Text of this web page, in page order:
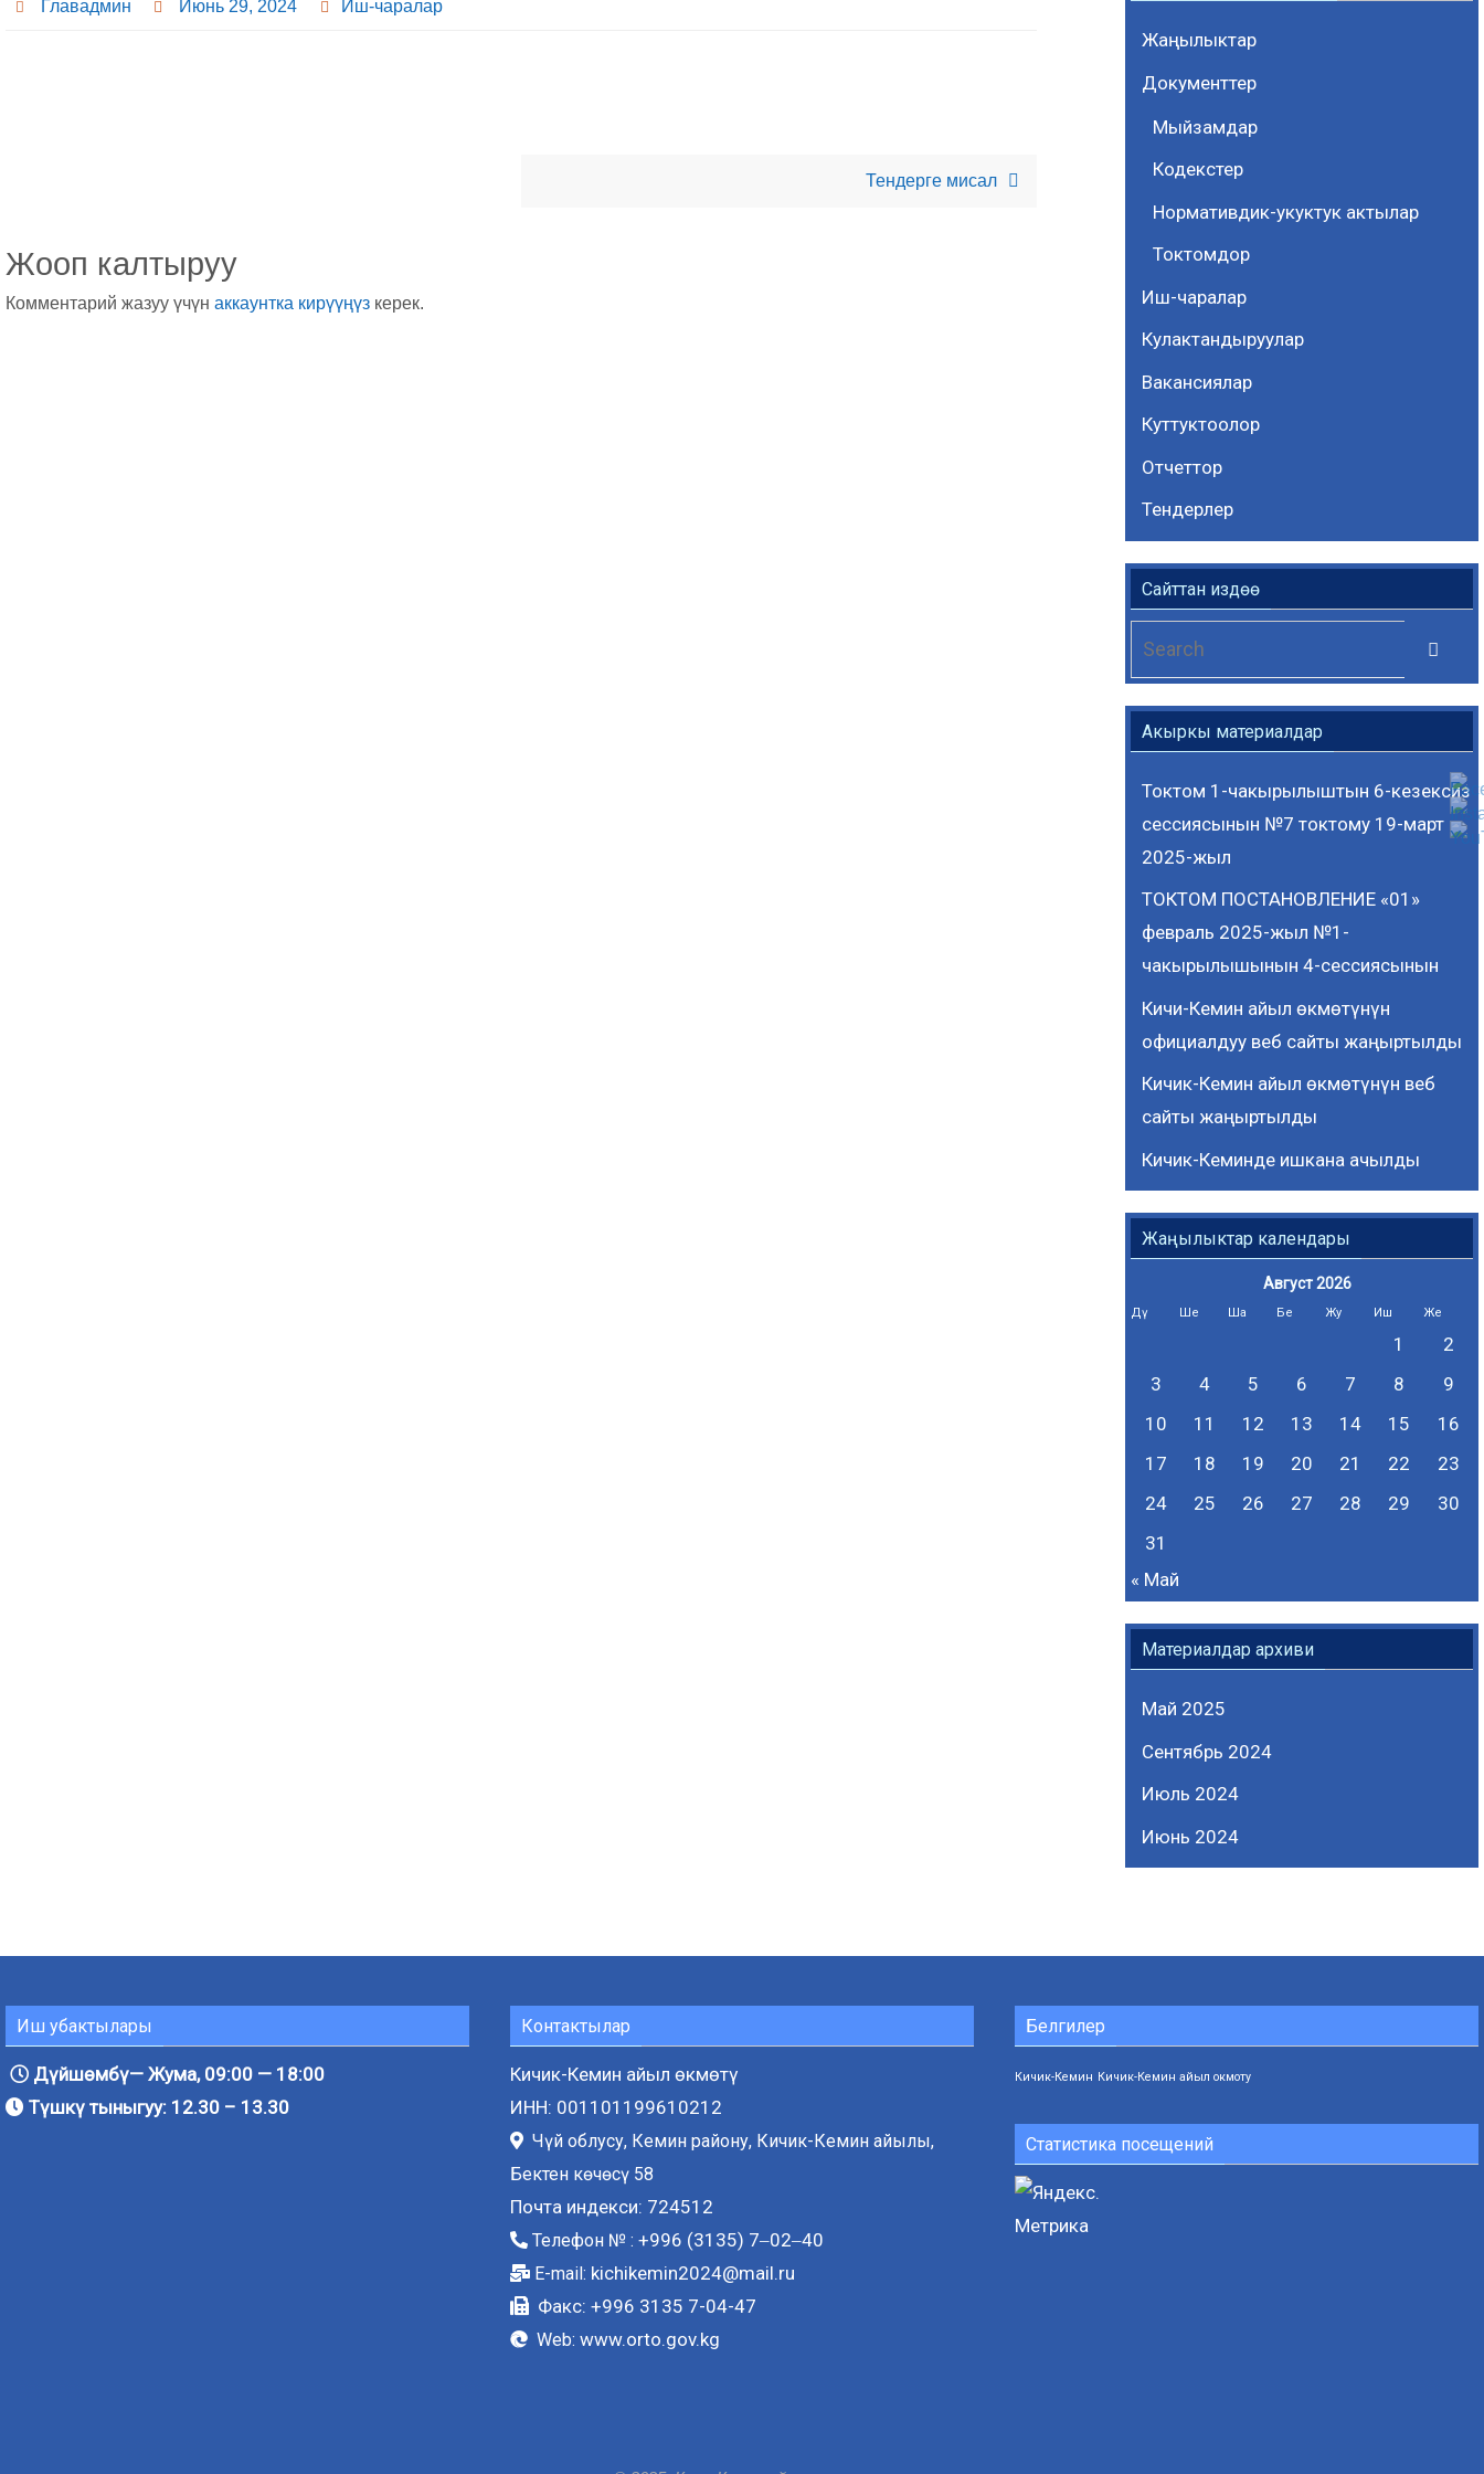
Главадмин Июнь 29, 2024 Иш-чаралар
Тендерге мисал
Жооп калтыруу
Комментарий жазуу үчүн аккаунтка кирүүңүз керек.
Жаңылыктар
Документтер
Мыйзамдар
Кодекстер
Нормативдик-укуктук актылар
Токтомдор
Иш-чаралар
Кулактандыруулар
Вакансиялар
Куттуктоолор
Отчеттор
Тендерлер
Сайттан издөө
Search
Акыркы материалдар
Токтом 1-чакырылыштын 6-кезексиз
сессиясынын №7 токтому 19-март
2025-жыл
ТОКТОМ ПОСТАНОВЛЕНИЕ «01»
февраль 2025-жыл №1-
чакырылышынын 4-сессиясынын
Кичи-Кемин айыл өкмөтүнүн
официалдуу веб сайты жаңыртылды
Кичик-Кемин айыл өкмөтүнүн веб
сайты жаңыртылды
Кичик-Кеминде ишкана ачылды
Жаңылыктар календары
Август 2026
Дү Ше Ша Бе Жу Иш Же
1
2
3
4 5 6 7 8
9
10
11 12 13 14 15
16
17
18 19 20 21 22
23
24
25 26 27 28 29
30
31
« Май
Материалдар архиви
Май 2025
Сентябрь 2024
Июль 2024
Июнь 2024
Иш убактылары
Дүйшөмбү— Жума, 09:00 — 18:00
Түшкү тыныгуу: 12.30 – 13.30
Контактылар
Кичик-Кемин айыл өкмөтү
ИНН: 001101199610212
Чүй облусу, Кемин району, Кичик-Кемин айылы,
Бектен көчөсү 58
Почта индекси: 724512
Телефон № : +996 (3135) 7‒02‒40
E-mail: kichikemin2024@mail.ru
Факс: +996 3135 7-04-47
Web: www.orto.gov.kg
Белгилер
Кичик-Кемин Кичик-Кемин айыл окмоту
Статистика посещений